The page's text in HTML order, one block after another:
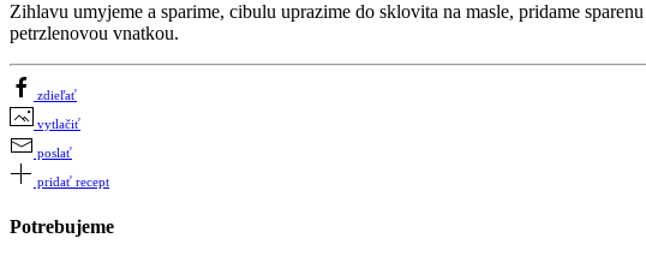
Zihlavu umyjeme a sparime, cibulu uprazime do sklovita na masle, pridame
petrzlenovou vnatkou.
zdieľať
vytlačiť
poslať
pridať recept
Potrebujeme